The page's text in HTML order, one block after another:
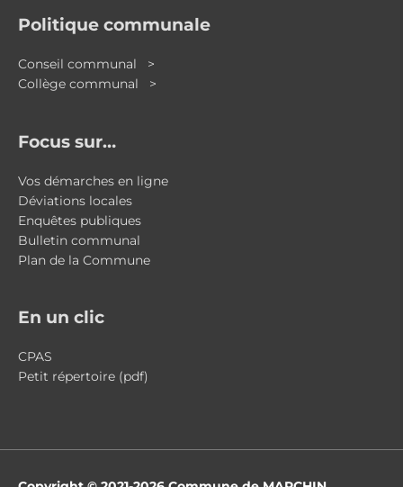
Politique communale
Conseil communal >
Collège communal >
Focus sur…
Vos démarches en ligne
Déviations locales
Enquêtes publiques
Bulletin communal
Plan de la Commune
En un clic
CPAS
Petit répertoire (pdf)